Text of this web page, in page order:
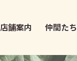
店舗案内 仲間たち